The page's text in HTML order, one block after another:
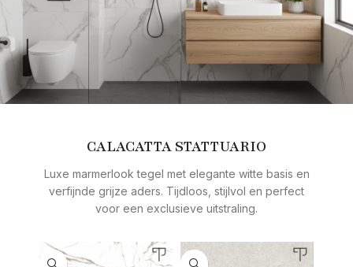
CALACATTA STATTUARIO
Luxe marmerlook tegel met elegante witte basis en
verfijnde grijze aders. Tijdloos, stijlvol en perfect
voor een exclusieve uitstraling.